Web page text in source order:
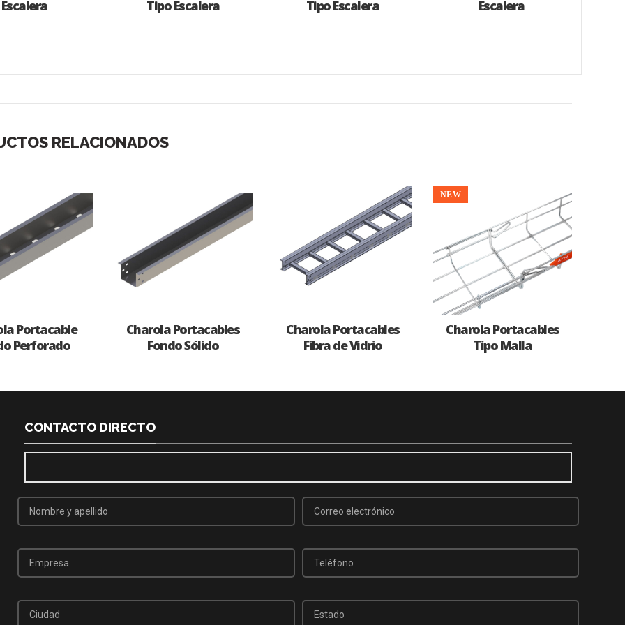
Escalera Tipo Escalera Tipo Escalera Escalera
RELACIONADOS
Portacable
Perforado
Charola Portacables
Fondo Sólido
Charola Portacables
Fibra de Vidrio
NEW
Charola Portacables
Tipo Malla
CONTACTO DIRECTO